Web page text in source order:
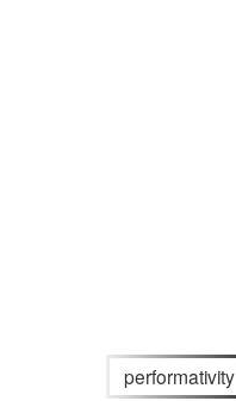
performativity